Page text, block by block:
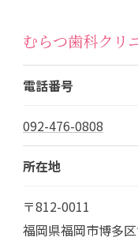
むらつ歯科クリ
電話番号
092-476-0808
所在地
〒812-0011
福岡県福岡市博多